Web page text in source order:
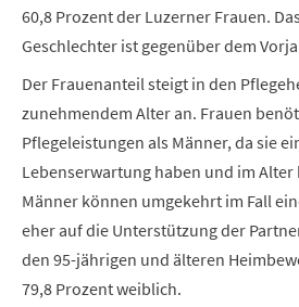
60,8 Prozent der Luzerner Frauen.
Geschlechter ist gegenüber dem
Der Frauenanteil steigt in den
zunehmendem Alter an. Frauen
Pflegeleistungen als Männer, da sie
Lebenserwartung haben und im
Männer können umgekehrt im Fall
eher auf die Unterstützung der
den 95-jährigen und älteren
79,8 Prozent weiblich.